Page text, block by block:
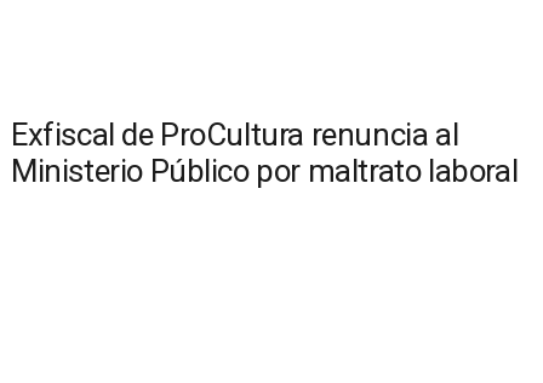
Exfiscal de ProCultura renuncia al
Ministerio Público por maltrato laboral